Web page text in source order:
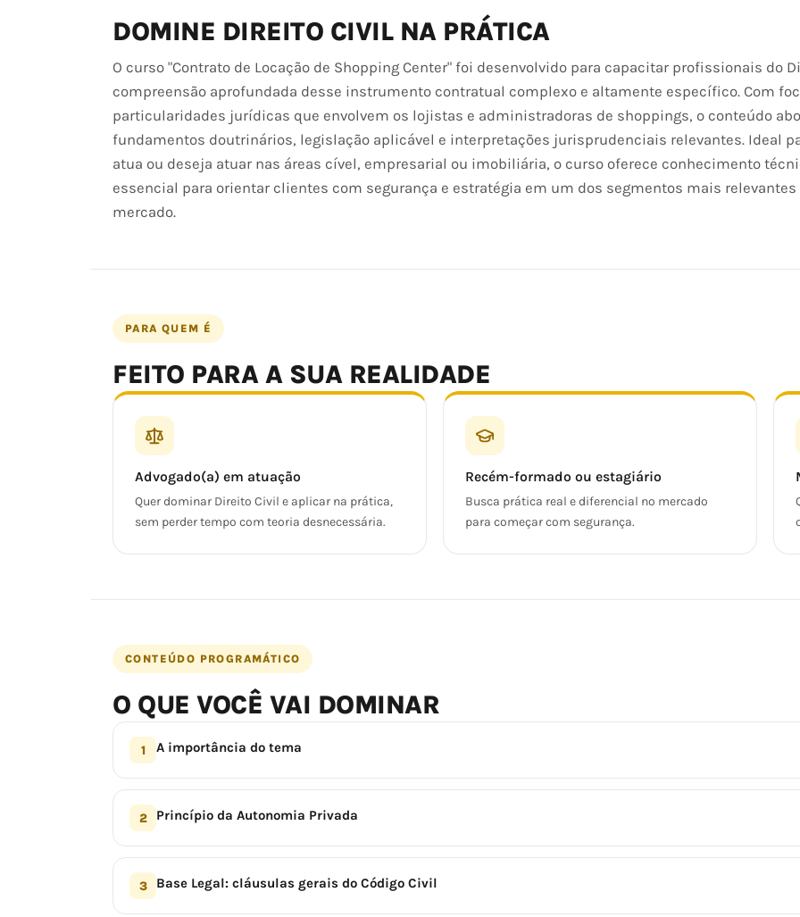
DOMINE DIREITO CIVIL NA PRÁTICA
O curso "Contrato de Locação de Shopping Center" foi desenvolvido para capacitar profissionais do
compreensão aprofundada desse instrumento contratual complexo e altamente específico. Com
particularidades jurídicas que envolvem os lojistas e administradoras de shoppings, o conteúdo
fundamentos doutrinários, legislação aplicável e interpretações jurisprudenciais relevantes. Ideal
atua ou deseja atuar nas áreas cível, empresarial ou imobiliária, o curso oferece conhecimento
essencial para orientar clientes com segurança e estratégia em um dos segmentos mais relevantes
mercado.
PARA QUEM É
FEITO PARA A SUA REALIDADE
Advogado(a) em atuação
Quer dominar Direito Civil e aplicar na prática,
sem perder tempo com teoria desnecessária.
Recém-formado ou estagiário
Busca prática real e diferencial no mercado
para começar com segurança.
CONTEÚDO PROGRAMÁTICO
O QUE VOCÊ VAI DOMINAR
1 A importância do tema
2 Princípio da Autonomia Privada
3 Base Legal: cláusulas gerais do Código Civil